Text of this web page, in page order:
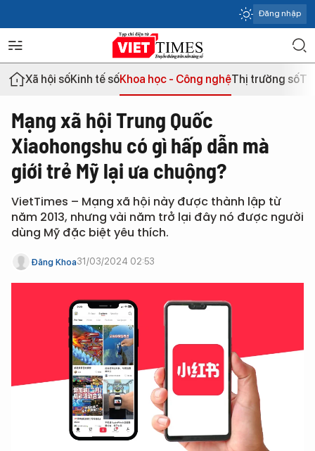
Đăng nhập
Xã hội sốKinh tế sốKhoa học - Công nghệThị trường số
Mạng xã hội Trung Quốc
Xiaohongshu có gì hấp dẫn mà
giới trẻ Mỹ lại ưa chuộng?
VietTimes – Mạng xã hội này được thành lập từ
năm 2013, nhưng vài năm trở lại đây nó được người
dùng Mỹ đặc biệt yêu thích.
Đăng Khoa31/03/2024 02:53